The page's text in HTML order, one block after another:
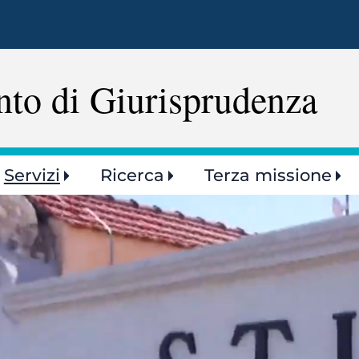
contenuto
di Giurisprudenza
Servizi Ricerca Terza missione